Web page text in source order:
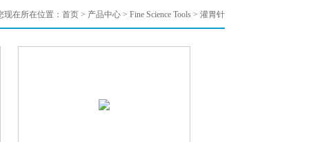
现在所在位置： 首页 > 产品中心 > Fine Science Tools > 灌胃针